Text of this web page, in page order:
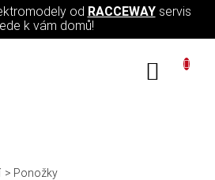
od RACCEWAYservis
k vám domů!
Ponožky